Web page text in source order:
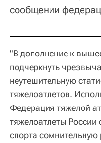
сообщении
"В дополнение к
подчеркнуть
неутешительную
тяжелоатлетов.
Федерация тяжелой
тяжелоатлеты России
спорта сомнительную